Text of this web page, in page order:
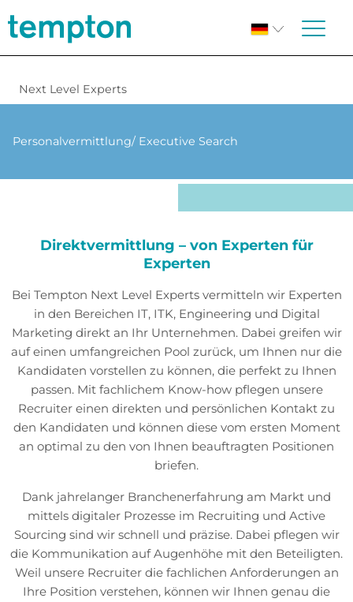
Personal­vermittlung/ Executive Search
Next Level Experts
Direktvermittlung – von Experten für
Experten
Bei Tempton Next Level Experts vermitteln wir Experten
in den Bereichen IT, ITK, Engineering und Digital
Marketing direkt an Ihr Unternehmen. Dabei greifen wir
auf einen umfangreichen Pool zurück, um Ihnen nur die
Kandidaten vorstellen zu können, die perfekt zu Ihnen
passen. Mit fachlichem Know-how pflegen unsere
Recruiter einen direkten und persönlichen Kontakt zu
den Kandidaten und können diese vom ersten Moment
an optimal zu den von Ihnen beauftragten Positionen
briefen.
Dank jahrelanger Branchenerfahrung am Markt und
mittels digitaler Prozesse im Recruiting und Active
Sourcing sind wir schnell und präzise. Dabei pflegen wir
die Kommunikation auf Augenhöhe mit den Beteiligten.
Weil unsere Recruiter die fachlichen Anforderungen an
Ihre Position verstehen, können wir Ihnen genau die